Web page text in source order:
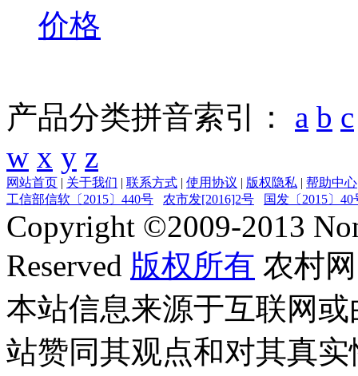
价格
产品分类拼音索引： a b c
w x y z
网站首页 | 关于我们 | 联系方式 | 使用协议 | 版权隐私 | 帮助中心
工信部信软〔2015〕440号
农市发[2016]2号 国发〔2015〕40
Copyright ©2009-2013
Reserved 版权所有 农村网
本站信息来源于互联网
站赞同其观点和对其真